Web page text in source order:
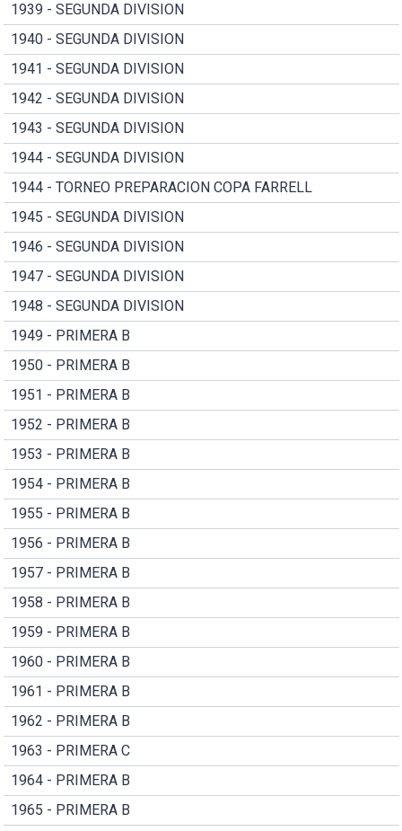
1939 - SEGUNDA DIVISION
1940 - SEGUNDA DIVISION
1941 - SEGUNDA DIVISION
1942 - SEGUNDA DIVISION
1943 - SEGUNDA DIVISION
1944 - SEGUNDA DIVISION
1944 - TORNEO PREPARACION COPA FARRELL
1945 - SEGUNDA DIVISION
1946 - SEGUNDA DIVISION
1947 - SEGUNDA DIVISION
1948 - SEGUNDA DIVISION
1949 - PRIMERA B
1950 - PRIMERA B
1951 - PRIMERA B
1952 - PRIMERA B
1953 - PRIMERA B
1954 - PRIMERA B
1955 - PRIMERA B
1956 - PRIMERA B
1957 - PRIMERA B
1958 - PRIMERA B
1959 - PRIMERA B
1960 - PRIMERA B
1961 - PRIMERA B
1962 - PRIMERA B
1963 - PRIMERA C
1964 - PRIMERA B
1965 - PRIMERA B